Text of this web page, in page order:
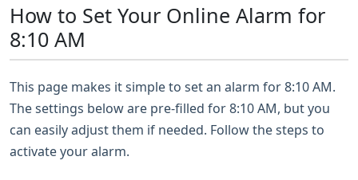
How to Set Your Online Alarm for
8:10 AM
This page makes it simple to set an alarm for 8:10 AM.
The settings below are pre-filled for 8:10 AM, but you
can easily adjust them if needed. Follow the steps to
activate your alarm.